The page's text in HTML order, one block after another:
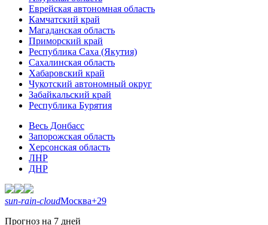
Еврейская автономная область
Камчатский край
Магаданская область
Приморский край
Республика Саха (Якутия)
Сахалинская область
Хабаровский край
Чукотский автономный округ
Забайкальский край
Республика Бурятия
Весь Донбасс
Запорожская область
Херсонская область
ЛНР
ДНР
sun-rain-cloudМосква+29
Прогноз на 7 дней